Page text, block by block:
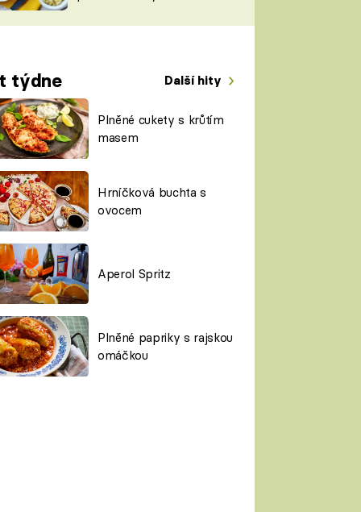
týdne Další hity
Plněné cukety s krůtím
masem
Hrníčková buchta s
ovocem
Aperol Spritz
Plněné papriky s rajskou
omáčkou